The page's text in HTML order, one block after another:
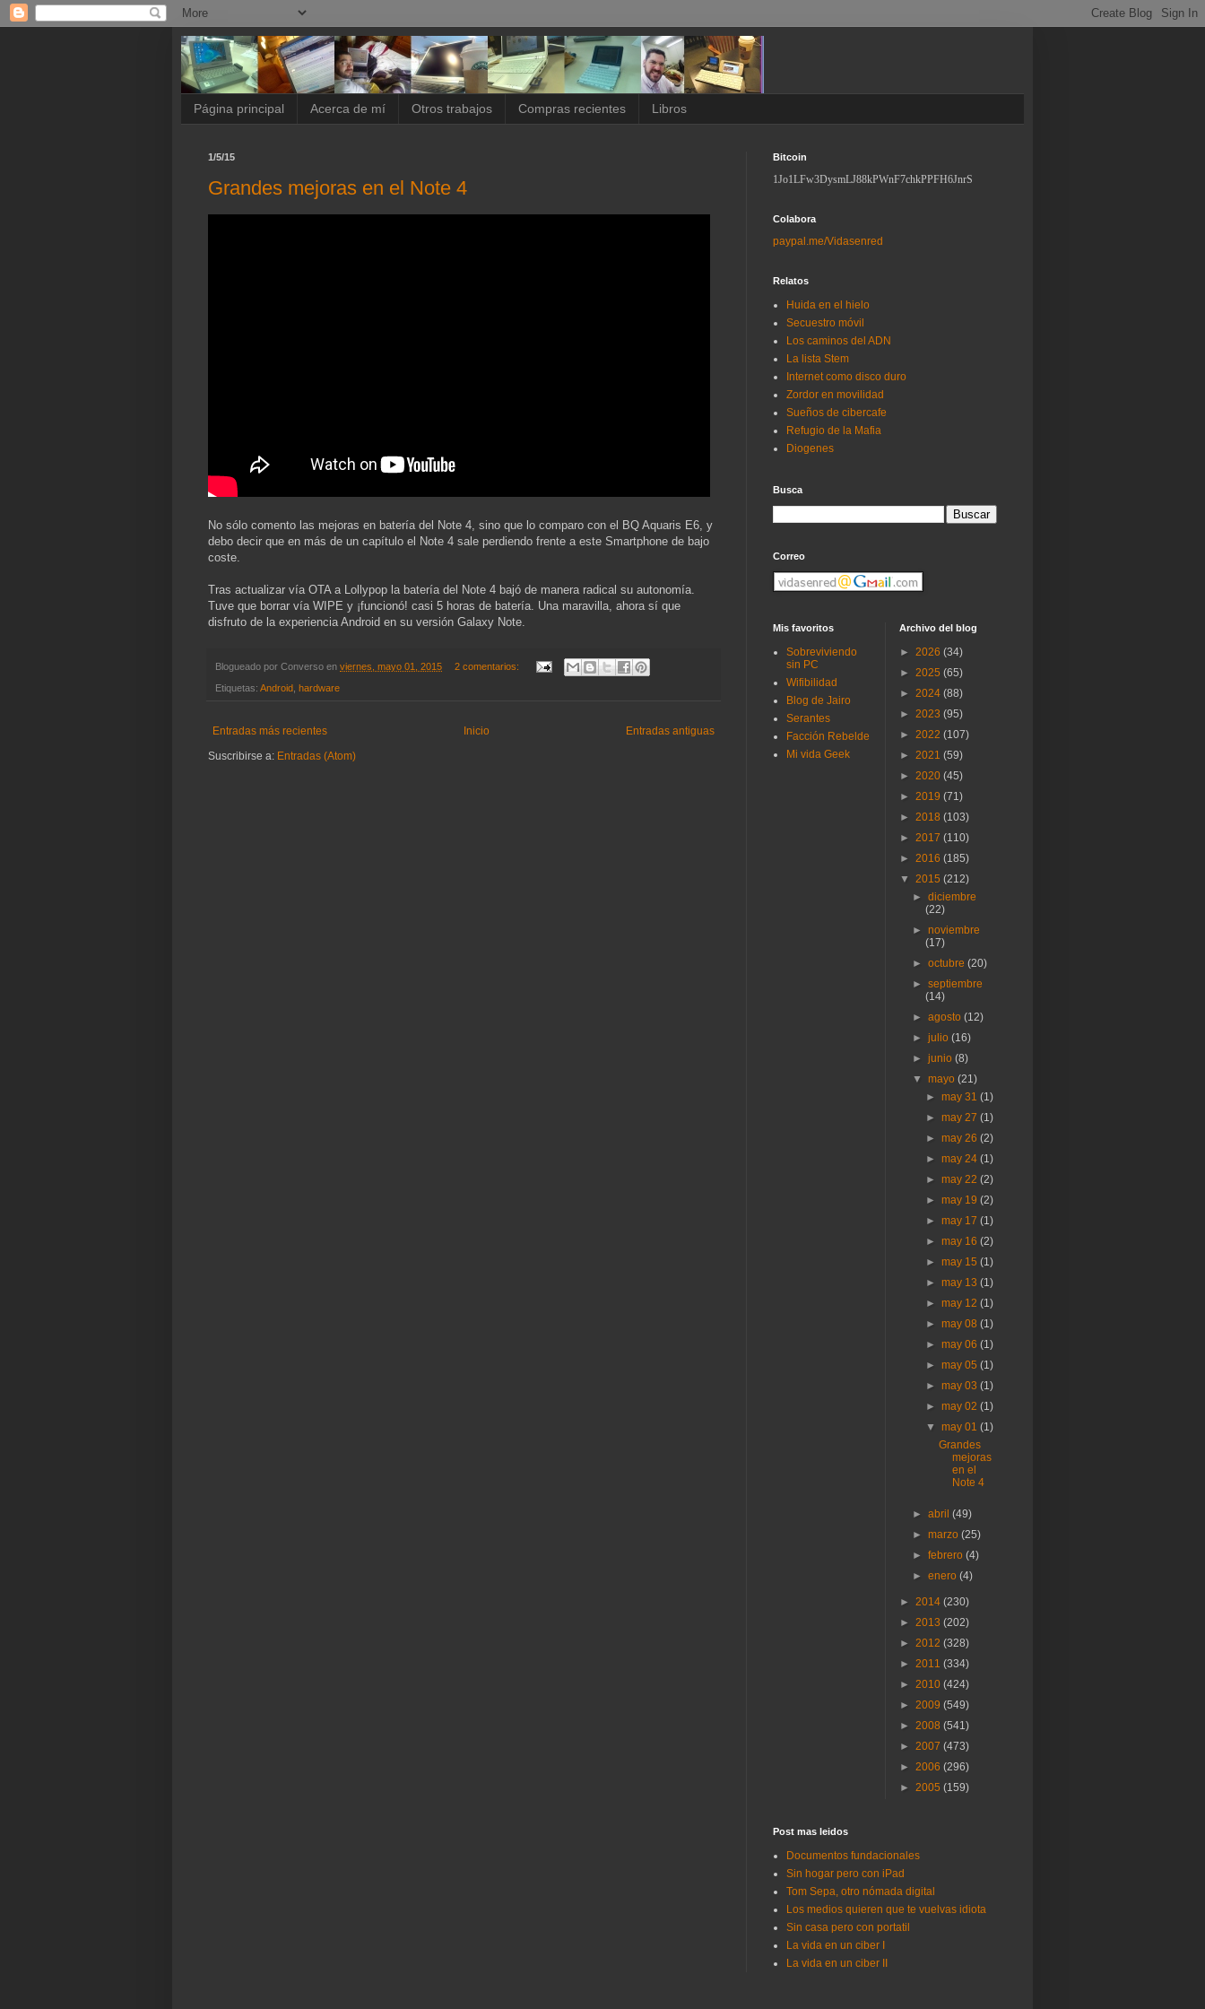
Página principal Acerca de mí Otros trabajos Compras recientes Libros
1/5/15
Grandes mejoras en el Note 4
No sólo comento las mejoras en batería del Note 4, sino que lo comparo con el BQ Aquaris E6, y
debo decir que en más de un capítulo el Note 4 sale perdiendo frente a este Smartphone de bajo
coste.
Tras actualizar vía OTA a Lollypop la batería del Note 4 bajó de manera radical su autonomía.
Tuve que borrar vía WIPE y ¡funcionó! casi 5 horas de batería. Una maravilla, ahora sí que
disfruto de la experiencia Android en su versión Galaxy Note.
Blogueado por Converso en viernes, mayo 01, 2015 2 comentarios:
Etiquetas: Android hardware
Entradas más recientes Entradas antiguas
Inicio
Suscribirse a: Entradas (Atom)
Bitcoin
1Jo1LFw3DysmLJ88kPWnF7chkPPFH6JnrS
Colabora
paypal.me/Vidasenred
Relatos
Huida en el hielo
Secuestro móvil
Los caminos del ADN
La lista Stem
Internet como disco duro
Zordor en movilidad
Sueños de cibercafe
Refugio de la Mafia
Diogenes
Busca
Correo
Mis favoritos
Sobreviviendo
sin PC
Wifibilidad
Blog de Jairo
Serantes
Facción Rebelde
Mi vida Geek
Archivo del blog
► 2026 (34)
► 2025 (65)
► 2024 (88)
► 2023 (95)
► 2022 (107)
► 2021 (59)
► 2020 (45)
► 2019 (71)
► 2018 (103)
► 2017 (110)
► 2016 (185)
▼ 2015 (212)
►diciembre
(22)
►noviembre
(17)
►octubre(20)
►septiembre
(14)
►agosto(12)
►julio(16)
►junio(8)
▼mayo(21)
► may 31 (1)
► may 27 (1)
► may 26 (2)
► may 24 (1)
► may 22 (2)
► may 19 (2)
► may 17 (1)
► may 16 (2)
► may 15 (1)
► may 13 (1)
► may 12 (1)
► may 08 (1)
► may 06 (1)
► may 05 (1)
► may 03 (1)
► may 02 (1)
▼ may 01 (1)
Grandes
mejoras
en el
Note 4
►abril(49)
►marzo(25)
►febrero(4)
►enero(4)
► 2014 (230)
► 2013 (202)
► 2012 (328)
► 2011 (334)
► 2010 (424)
► 2009 (549)
► 2008 (541)
► 2007 (473)
► 2006 (296)
► 2005 (159)
Post mas lei­dos
Documentos fundacionales
Sin hogar pero con iPad
Tom Sepa, otro nómada digital
Los medios quieren que te vuelvas idiota
Sin casa pero con portatil
La vida en un ciber I
La vida en un ciber II